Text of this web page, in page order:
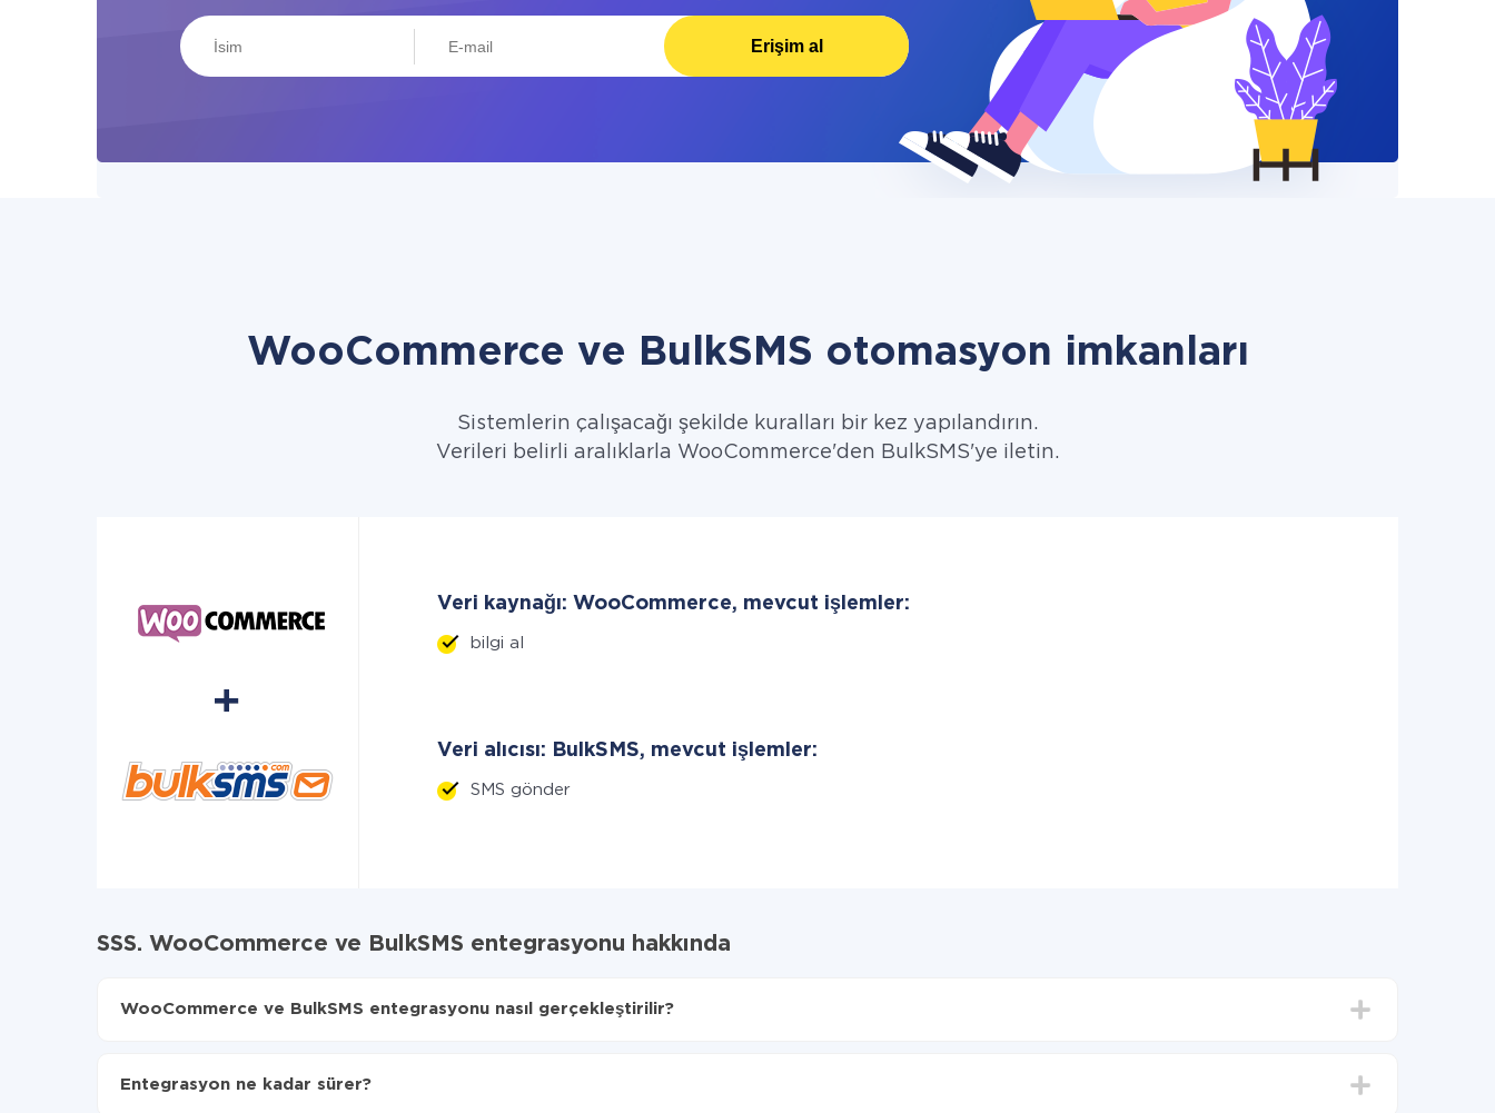
Erişim al
WooCommerce ve BulkSMS otomasyon imkanları
Sistemlerin çalışacağı şekilde kuralları bir kez yapılandırın.
Verileri belirli aralıklarla WooCommerce'den BulkSMS'ye iletin.
Veri kaynağı: WooCommerce, mevcut işlemler:
bilgi al
Veri alıcısı: BulkSMS, mevcut işlemler:
SMS gönder
SSS. WooCommerce ve BulkSMS entegrasyonu hakkında
WooCommerce ve BulkSMS entegrasyonu nasıl gerçekleştirilir?
Otomatik güncellemeyi aç
Entegrasyon ne kadar sürer?